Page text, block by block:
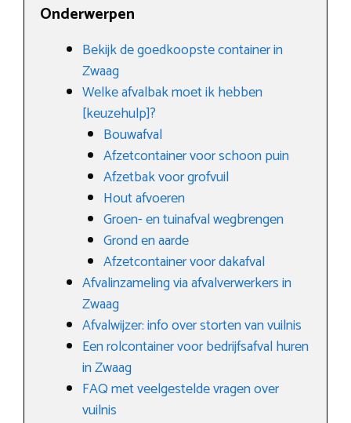
Onderwerpen
Bekijk de goedkoopste container in
Zwaag
Welke afvalbak moet ik hebben
[keuzehulp]?
Bouwafval
Afzetcontainer voor schoon puin
Afzetbak voor grofvuil
Hout afvoeren
Groen- en tuinafval wegbrengen
Grond en aarde
Afzetcontainer voor dakafval
Afvalinzameling via afvalverwerkers in
Zwaag
Afvalwijzer: info over storten van vuilnis
Een rolcontainer voor bedrijfsafval huren
in Zwaag
FAQ met veelgestelde vragen over
vuilnis